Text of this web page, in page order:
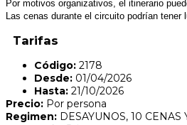
Por motivos organizativos, el itinerario
Las cenas durante el circuito podrían tener
Tarifas
Código: 2178
Desde: 01/04/2026
Hasta: 21/10/2026
Precio: Por persona
Regimen: DESAYUNOS, 10 CENAS